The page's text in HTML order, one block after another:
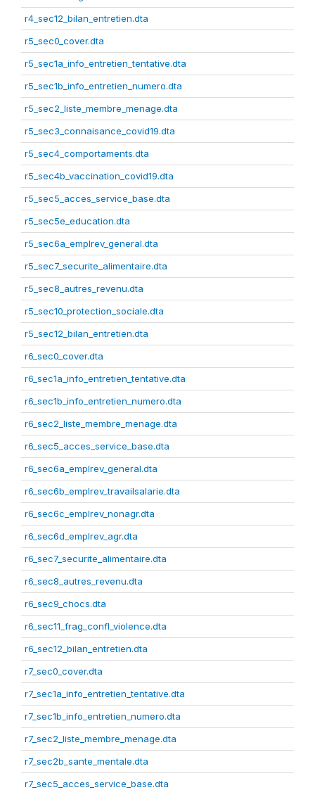
r4_sec12_bilan_entretien.dta
r5_sec0_cover.dta
r5_sec1a_info_entretien_tentative.dta
r5_sec1b_info_entretien_numero.dta
r5_sec2_liste_membre_menage.dta
r5_sec3_connaisance_covid19.dta
r5_sec4_comportaments.dta
r5_sec4b_vaccination_covid19.dta
r5_sec5_acces_service_base.dta
r5_sec5e_education.dta
r5_sec6a_emplrev_general.dta
r5_sec7_securite_alimentaire.dta
r5_sec8_autres_revenu.dta
r5_sec10_protection_sociale.dta
r5_sec12_bilan_entretien.dta
r6_sec0_cover.dta
r6_sec1a_info_entretien_tentative.dta
r6_sec1b_info_entretien_numero.dta
r6_sec2_liste_membre_menage.dta
r6_sec5_acces_service_base.dta
r6_sec6a_emplrev_general.dta
r6_sec6b_emplrev_travailsalarie.dta
r6_sec6c_emplrev_nonagr.dta
r6_sec6d_emplrev_agr.dta
r6_sec7_securite_alimentaire.dta
r6_sec8_autres_revenu.dta
r6_sec9_chocs.dta
r6_sec11_frag_confl_violence.dta
r6_sec12_bilan_entretien.dta
r7_sec0_cover.dta
r7_sec1a_info_entretien_tentative.dta
r7_sec1b_info_entretien_numero.dta
r7_sec2_liste_membre_menage.dta
r7_sec2b_sante_mentale.dta
r7_sec5_acces_service_base.dta